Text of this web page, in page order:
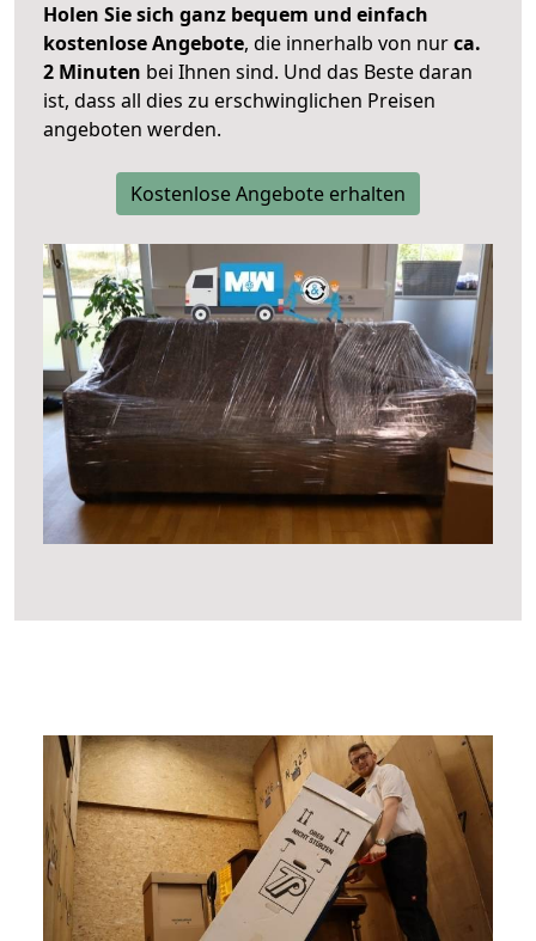
Holen Sie sich ganz bequem und einfach
kostenlose Angebote, die innerhalb von nurca.
2 Minuten bei Ihnen sind. Und das Beste daran
ist, dass all dies zu erschwinglichen Preisen
angeboten werden.
Kostenlose Angebote erhalten